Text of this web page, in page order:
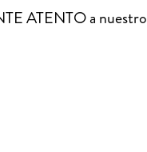
ATENTO a nuestro